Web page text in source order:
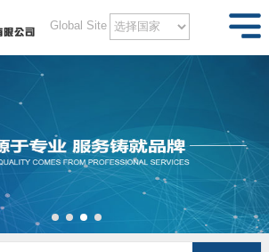
Global Site